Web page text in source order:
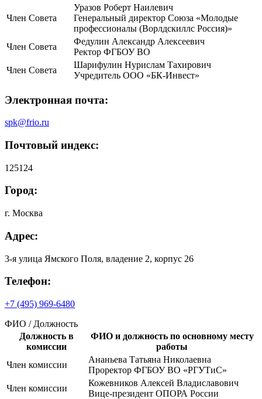
Член Совета
Уразов Роберт Наилевич
Генеральный директор Союза «Молодые
профессионалы (Ворлдскиллс Россия)»
Член Совета
Федулин Александр Алексеевич
Ректор ФГБОУ ВО
Член Совета
Шарифулин Нурислам Тахирович
Учредитель ООО «БК-Инвест»
Электронная почта:
spk@frio.ru
Почтовый индекс:
125124
Город:
г. Москва
Адрес:
3-я улица Ямского Поля, владение 2, корпус 26
Телефон:
+7 (495) 969-6480
ФИО / Должность
Должность в
комиссии
ФИО и должность по основному месту
работы
Член комиссии
Ананьева Татьяна Николаевна
Проректор ФГБОУ ВО «РГУТиС»
Член комиссии
Кожевников Алексей Владиславович
Вице-президент ОПОРА России